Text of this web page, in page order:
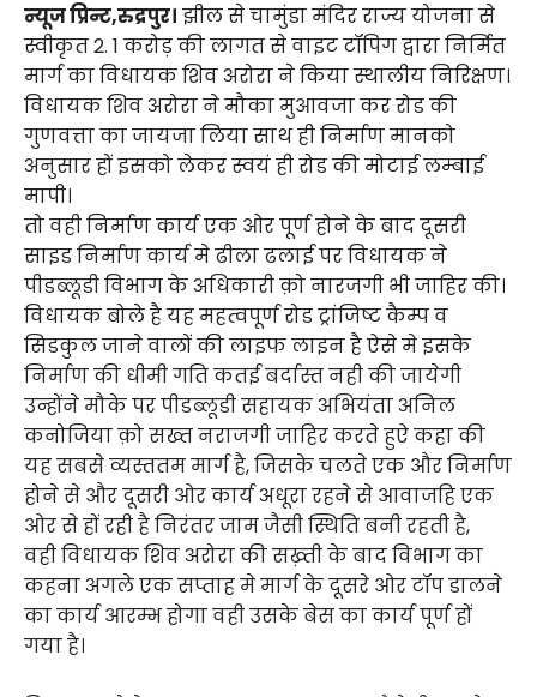
न्यूज प्रिन्ट,रुद्रपुर। झील से चामुंडा मंदिर राज्य योजना से
स्वीकृत 2. 1 करोड़ की लागत से वाइट टॉपिग द्वारा निर्मित
मार्ग का विधायक शिव अरोरा ने किया स्थालीय निरिक्षण।
विधायक शिव अरोरा ने मौका मुआवजा कर रोड की
गुणवत्ता का जायजा लिया साथ ही निर्माण मानको
अनुसार हों इसको लेकर स्वयं ही रोड की मोटाई लम्बाई
मापी।
तो वही निर्माण कार्य एक ओर पूर्ण होने के बाद दूसरी
साइड निर्माण कार्य मे ढीला ढलाई पर विधायक ने
पीडब्लूडी विभाग के अधिकारी क़ो नारजगी भी जाहिर की।
विधायक बोले है यह महत्वपूर्ण रोड ट्रांजिष्ट कैम्प व
सिडकुल जाने वालों की लाइफ लाइन है ऐसे मे इसके
निर्माण की धीमी गति कतई बर्दास्त नही की जायेगी
उन्होंने मौके पर पीडब्लूडी सहायक अभियंता अनिल
कनोजिया क़ो सख्त नराजगी जाहिर करते हुऐ कहा की
यह सबसे व्यस्ततम मार्ग है, जिसके चलते एक और निर्माण
होने से और दूसरी ओर कार्य अधूरा रहने से आवाजहि एक
ओर से हों रही है निरंतर जाम जैसी स्थिति बनी रहती है,
वही विधायक शिव अरोरा की सख़्ती के बाद विभाग का
कहना अगले एक सप्ताह मे मार्ग के दूसरे ओर टॉप डालने
का कार्य आरम्भ होगा वही उसके बेस का कार्य पूर्ण हों
गया है।